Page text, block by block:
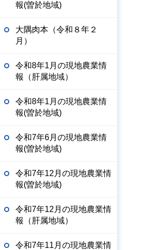
報(曽於地域)
大隅肉本（令和８年２
月）
令和8年1月の現地農業情
報（肝属地域）
令和8年1月の現地農業情
報(曽於地域)
令和7年6月の現地農業情
報(曽於地域)
令和7年12月の現地農業情
報(曽於地域)
令和7年12月の現地農業情
報（肝属地域）
令和7年11月の現地農業情